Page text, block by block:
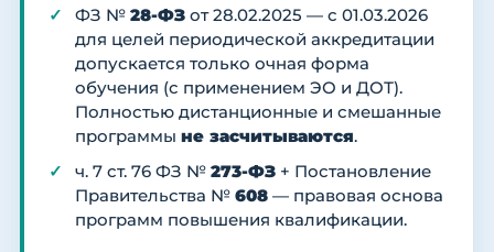
ФЗ № 28-ФЗ от 28.02.2025 — с 01.03.2026
для целей периодической аккредитации
допускается только очная форма
обучения (с применением ЭО и ДОТ).
Полностью дистанционные и смешанные
программы не засчитываются.
ч. 7 ст. 76 ФЗ № 273-ФЗ + Постановление
Правительства № 608 — правовая основа
программ повышения квалификации.